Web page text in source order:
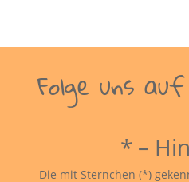
Folge uns
* –
Die mit Sternchen (*)